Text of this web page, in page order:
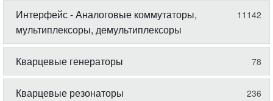
Интерфейс - Аналоговые коммутаторы,
мультиплексоры, демультиплексоры
11142
Кварцевые генераторы 78
Кварцевые резонаторы 236